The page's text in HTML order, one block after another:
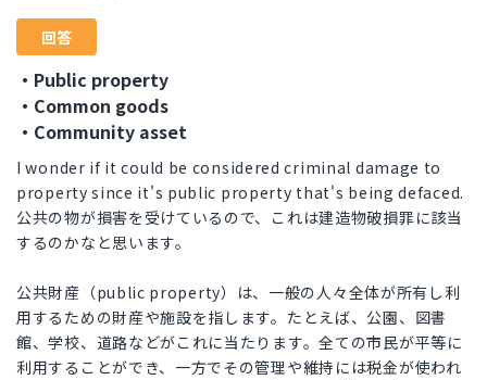
回答
・Public property
・Common goods
・Community asset
I wonder if it could be considered criminal damage to
property since it's public property that's being defaced.
公共の物が損害を受けているので、これは建造物破損罪に該当
するのかなと思います。
公共財産（public property）は、一般の人々全体が所有し利
用するための財産や施設を指します。たとえば、公園、図書
館、学校、道路などがこれに当たります。全ての市民が平等に
利用することができ、一方でその管理や維持には税金が使われ